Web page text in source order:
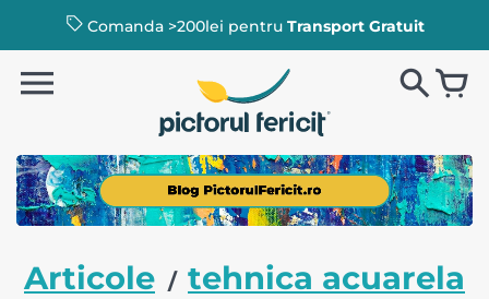
Comanda >200lei pentru Transport Gratuit
Articole / tehnica acuarela